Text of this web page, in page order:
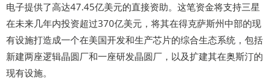
电子提供了高达47.45亿美元的直接资助。这笔资金将支持三星
在未来几年内投资超过370亿美元，将其在得克萨斯州中部的现
有设施打造成一个在美国开发和生产芯片的综合生态系统，包括
新建两座逻辑晶圆厂和一座研发晶圆厂，以及扩建其在奥斯汀的
现有设施。